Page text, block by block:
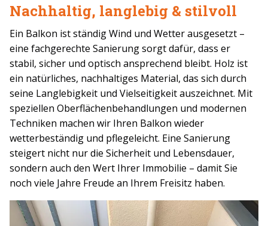
Nachhaltig, langlebig & stilvoll
Ein Balkon ist ständig Wind und Wetter ausgesetzt –
eine fachgerechte Sanierung sorgt dafür, dass er
stabil, sicher und optisch ansprechend bleibt. Holz ist
ein natürliches, nachhaltiges Material, das sich durch
seine Langlebigkeit und Vielseitigkeit auszeichnet. Mit
speziellen Oberflächenbehandlungen und modernen
Techniken machen wir Ihren Balkon wieder
wetterbeständig und pflegeleicht. Eine Sanierung
steigert nicht nur die Sicherheit und Lebensdauer,
sondern auch den Wert Ihrer Immobilie – damit Sie
noch viele Jahre Freude an Ihrem Freisitz haben.